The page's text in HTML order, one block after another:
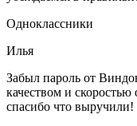
Одноклассники
Илья
Забыл пароль от
качеством и скоростью
спасибо что выручили!